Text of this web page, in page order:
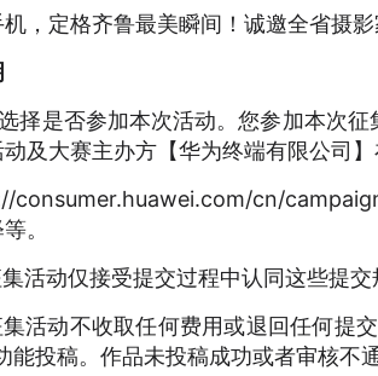
机，定格齐鲁最美瞬间！诚邀全省摄
择是否参加本次活动。您参加本次
及大赛主办方【华为终端有限公司
consumer.huawei.com/cn/
。
活动仅接受提交过程中认同这些提
活动不收取任何费用或退回任何提
能投稿。作品未投稿成功或者审核不